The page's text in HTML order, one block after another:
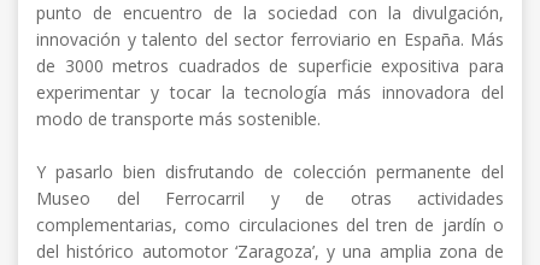
punto de encuentro de la sociedad con la divulgación,
innovación y talento del sector ferroviario en España. Más
de 3000 metros cuadrados de superficie expositiva para
experimentar y tocar la tecnología más innovadora del
modo de transporte más sostenible.
Y pasarlo bien disfrutando de colección permanente del
Museo del Ferrocarril y de otras actividades
complementarias, como circulaciones del tren de jardín o
del histórico automotor ‘Zaragoza’, y una amplia zona de